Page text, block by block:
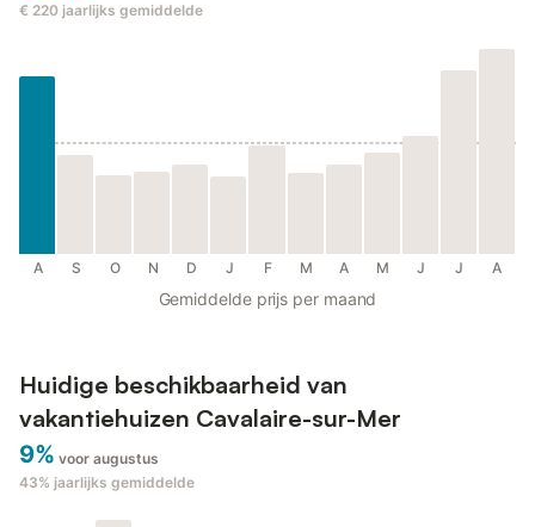
€ 220 jaarlijks gemiddelde
A S O N D J F M A M J J A
Gemiddelde prijs per maand
Huidige beschikbaarheid van
vakantiehuizen Cavalaire-sur-Mer
9% voor augustus
43% jaarlijks gemiddelde